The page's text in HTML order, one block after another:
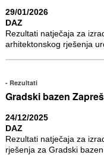
29/01/2026
DAZ
Rezultati natječaja za
arhitektonskog rješenja
Rezultati
Gradski bazen
24/12/2025
DAZ
Rezultati natječaja za
rješenja za Gradski